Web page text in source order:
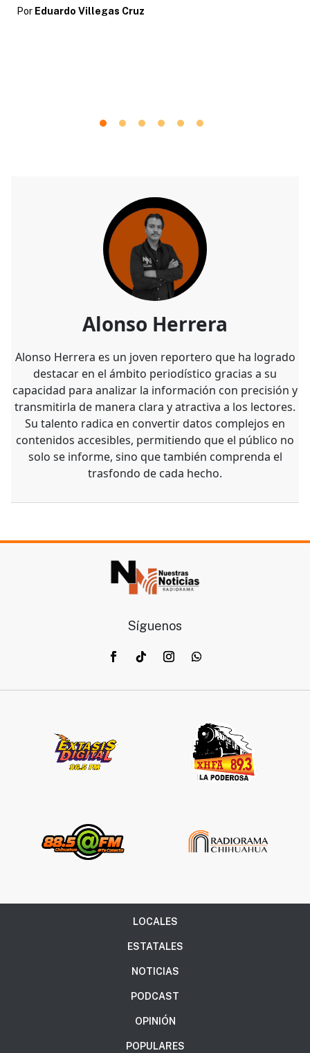
Por Eduardo Villegas Cruz
Alonso Herrera
Alonso Herrera es un joven reportero que ha logrado
destacar en el ámbito periodístico gracias a su
capacidad para analizar la información con precisión y
transmitirla de manera clara y atractiva a los lectores.
Su talento radica en convertir datos complejos en
contenidos accesibles, permitiendo que el público no
solo se informe, sino que también comprenda el
trasfondo de cada hecho.
Síguenos
LOCALES
ESTATALES
NOTICIAS
PODCAST
OPINIÓN
POPULARES